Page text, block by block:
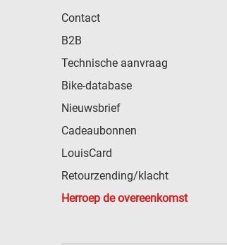
Contact
B2B
Technische aanvraag
Bike-database
Nieuwsbrief
Cadeaubonnen
LouisCard
Retourzending/klacht
Herroep de overeenkomst